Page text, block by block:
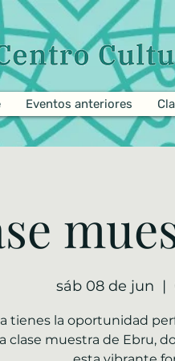
Eventos anteriores
sáb 08 de jun
  |
tienes la oportunidad
clase muestra de Ebru,